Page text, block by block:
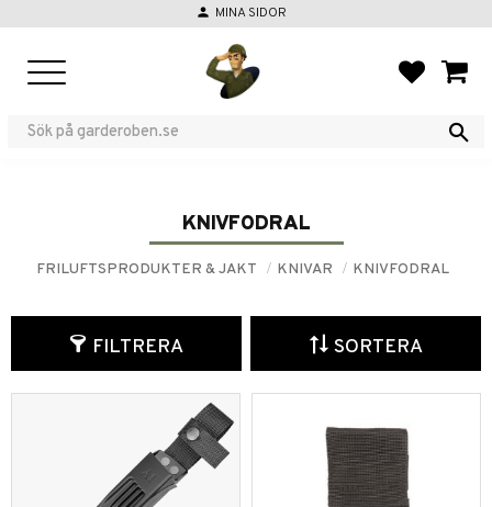
person MINA SIDOR
KNIVFODRAL
FRILUFTSPRODUKTER & JAKT KNIVAR KNIVFODRAL
FILTRERA SORTERA